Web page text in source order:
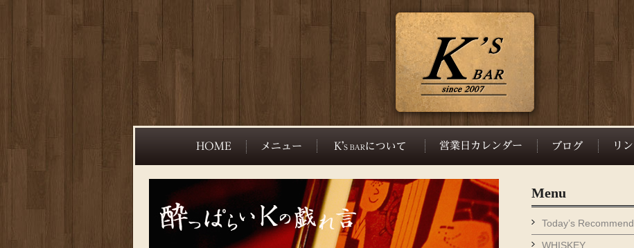
Menu
Today’s Recommend
WHISKEY